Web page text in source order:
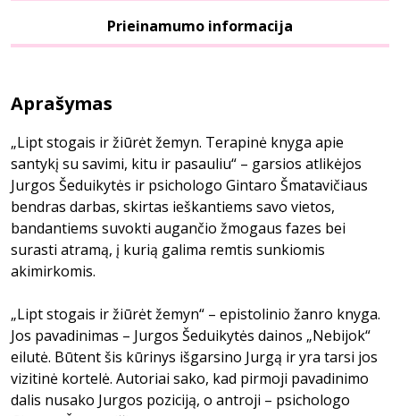
Prieinamumo informacija
Aprašymas
„Lipt stogais ir žiūrėt žemyn. Terapinė knyga apie
santykį su savimi, kitu ir pasauliu“ – garsios atlikėjos
Jurgos Šeduikytės ir psichologo Gintaro Šmatavičiaus
bendras darbas, skirtas ieškantiems savo vietos,
bandantiems suvokti augančio žmogaus fazes bei
surasti atramą, į kurią galima remtis sunkiomis
akimirkomis.
„Lipt stogais ir žiūrėt žemyn“ – epistolinio žanro knyga.
Jos pavadinimas – Jurgos Šeduikytės dainos „Nebijok“
eilutė. Būtent šis kūrinys išgarsino Jurgą ir yra tarsi jos
vizitinė kortelė. Autoriai sako, kad pirmoji pavadinimo
dalis nusako Jurgos poziciją, o antroji – psichologo